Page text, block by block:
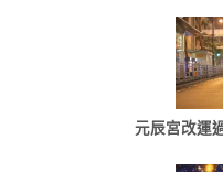
元辰宮改運